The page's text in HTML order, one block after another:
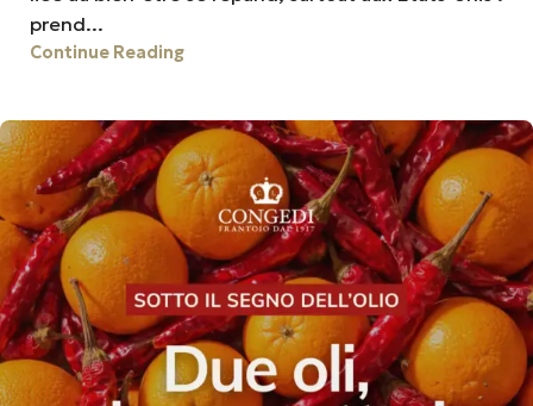
prend...
Continue Reading